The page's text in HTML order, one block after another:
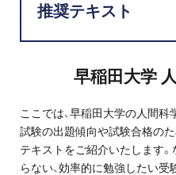
採用情報
会社概要
採用情報
推奨テキスト
早稲田大学
ここでは、早稲田大学の人間
試験の出題傾向や試験合格のた
テキストをご紹介いたします
らない、効率的に勉強したい受